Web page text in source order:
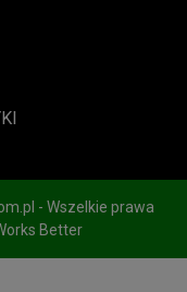
- Wszelkie prawa
Better